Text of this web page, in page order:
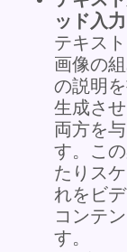
ッド入
テキス
画像の
の説明
生成さ
両方を
す。こ
たりス
れをビ
コンテ
す。